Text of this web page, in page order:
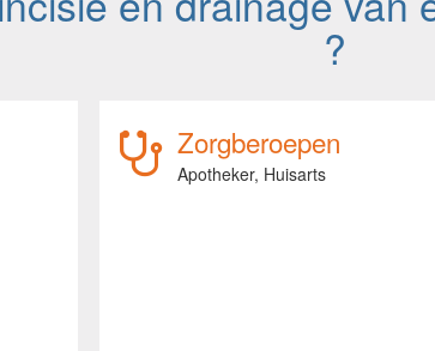
?
Zorgberoepen
Apotheker, Huisarts